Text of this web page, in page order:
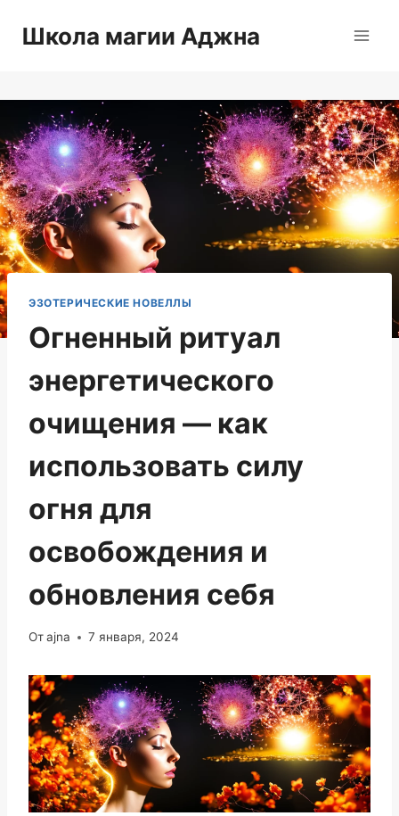
Школа магии Аджна
ЭЗОТЕРИЧЕСКИЕ НОВЕЛЛЫ
Огненный ритуал
энергетического
очищения — как
использовать силу
огня для
освобождения и
обновления себя
Отajna 7 января, 2024